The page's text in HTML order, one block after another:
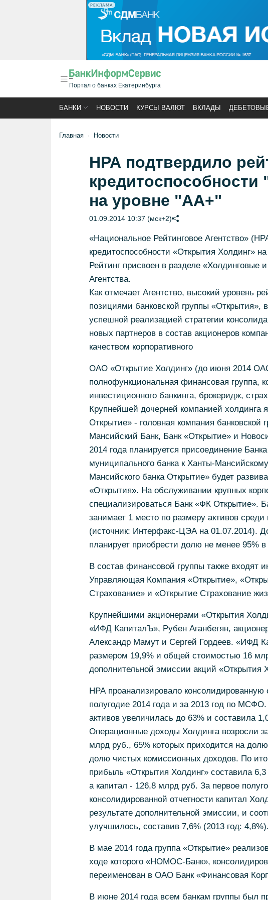
РЕКЛАМА
Портал о банках Екатеринбурга
БАНКИ НОВОСТИ КУРСЫ ВАЛЮТ ВКЛАДЫ
Главная Новости
НРА подтвердило
на уровне "AA+"
01.09.2014 10:37 (мск+2)
«Национальное Рейтинговое Агентство»
кредитоспособности «Открытия Холдинг»
Рейтинг присвоен в разделе «Холдинговые
Агентства.
Как отмечает Агентство, высокий уровень
позициями банковской группы
успешной реализацией стратегии
новых партнеров в состав акционеров
качеством корпоративного
ОАО «Открытие Холдинг» (до июня 2014
полнофункциональная финансовая группа,
инвестиционного банкинга, брокеридж,
Крупнейшей дочерней компанией холдинга
Открытие» - головная компания банковской
Мансийский Банк, Банк «Открытие» и
2014 года планируется присоединение
муниципального банка к Ханты-
Мансийского банка Открытие» будет
«Открытия». На обслуживании крупных
специализироваться Банк «ФК Открытие».
занимает 1 место по размеру активов
(источник: Интерфакс-ЦЭА на 01.07.2014).
планирует приобрести долю не менее 95%
В состав финансовой группы также входят
Управляющая Компания «Открытие»,
Страхование» и «Открытие Страхование
Крупнейшими акционерами «Открытия
«ИФД КапиталЪ», Рубен Аганбегян,
Александр Мамут и Сергей Гордеев. «ИФД
размером 19,9% и общей стоимостью 16
дополнительной эмиссии акций «Открытия
НРА проанализировало консолидированную
полугодие 2014 года и за 2013 год по
активов увеличилась до 63% и составила
Операционные доходы Холдинга возросли
млрд руб., 65% которых приходится на
долю чистых комиссионных доходов. По
прибыль «Открытия Холдинг» составила
а капитал - 126,8 млрд руб. За первое
консолидированной отчетности капитал
результате дополнительной эмиссии, и
улучшилось, составив 7,6% (2013 год: 4,8%).
В мае 2014 года группа «Открытие»
ходе которого «НОМОС-Банк»,
переименован в ОАО Банк «Финансовая
В июне 2014 года всем банкам группы был